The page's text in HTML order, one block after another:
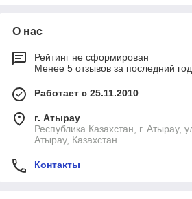
среды.
Экономия денежных
Услуги аренды экономнее
оборудования, особенно когда
О нас
Рейтинг не сформирован
Менее 5 отзывов за последний год
Работает с 25.11.2010
г. Атырау
Республика Казахстан, г. Атырау,
Атырау, Казахстан
Контакты